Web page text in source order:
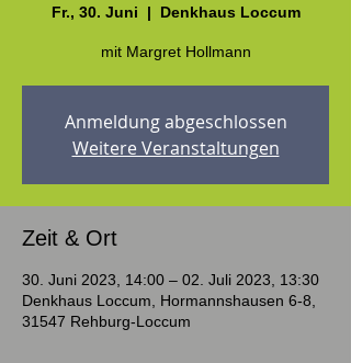
Fr., 30. Juni
  |
Denkhaus Loccum
mit Margret Hollmann
Anmeldung abgeschlossen
Weitere Veranstaltungen
Zeit & Ort
30. Juni 2023, 14:00 – 02. Juli 2023, 13:30
Denkhaus Loccum, Hormannshausen 6-8,
31547 Rehburg-Loccum